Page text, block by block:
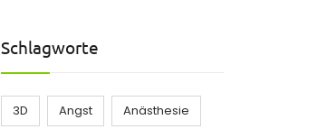
Schlagworte
3D Angst Anästhesie